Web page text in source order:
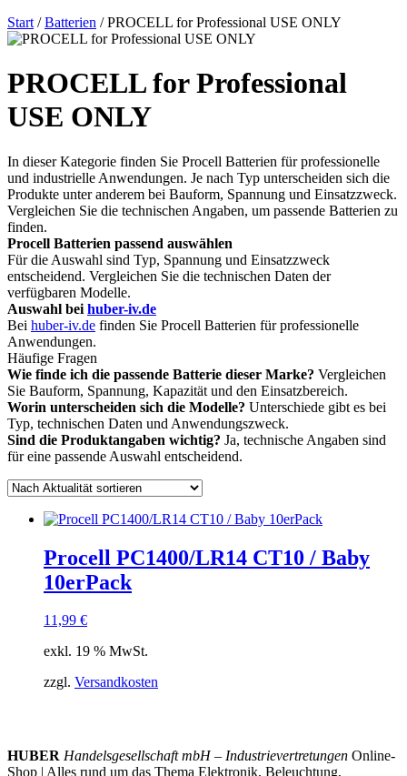
Start /Batterien / PROCELL for Professional USE ONLY
PROCELL for Professional
USE ONLY
In dieser Kategorie finden Sie Procell Batterien für professionelle
und industrielle Anwendungen. Je nach Typ unterscheiden sich die
Produkte unter anderem bei Bauform, Spannung und Einsatzzweck.
Vergleichen Sie die technischen Angaben, um passende Batterien zu
finden.
Procell Batterien passend auswählen
Für die Auswahl sind Typ, Spannung und Einsatzzweck
entscheidend. Vergleichen Sie die technischen Daten der
verfügbaren Modelle.
Auswahl bei huber-iv.de
Bei huber-iv.de finden Sie Procell Batterien für professionelle
Anwendungen.
Häufige Fragen
Wie finde ich die passende Batterie dieser Marke? Vergleichen
Sie Bauform, Spannung, Kapazität und den Einsatzbereich.
Worin unterscheiden sich die Modelle? Unterschiede gibt es bei
Typ, technischen Daten und Anwendungszweck.
Sind die Produktangaben wichtig? Ja, technische Angaben sind
für eine passende Auswahl entscheidend.
Procell PC1400/LR14 CT10 / Baby
10erPack
11,99 €
exkl. 19 % MwSt.
zzgl. Versandkosten
HUBER Handelsgesellschaft mbH – Industrievertretungen Online-
Shop | Alles rund um das Thema Elektronik, Beleuchtung,